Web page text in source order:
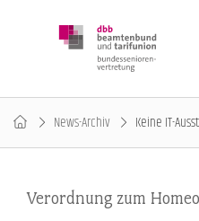
News-Archiv Keine IT-
Verordnung zum